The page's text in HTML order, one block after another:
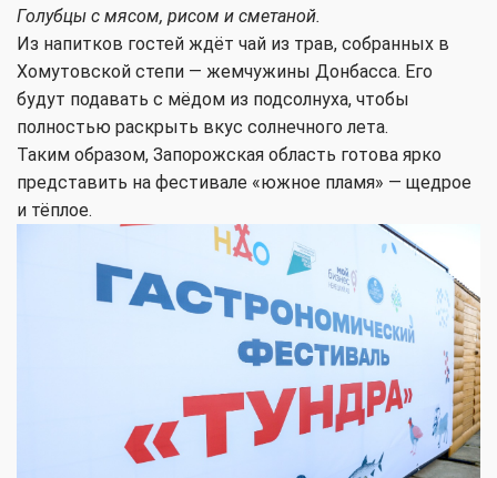
Голубцы с мясом, рисом и сметаной.
Из напитков гостей ждёт чай из трав, собранных в
Хомутовской степи — жемчужины Донбасса. Его
будут подавать с мёдом из подсолнуха, чтобы
полностью раскрыть вкус солнечного лета.
Таким образом, Запорожская область готова ярко
представить на фестивале «южное пламя» — щедрое
и тёплое.